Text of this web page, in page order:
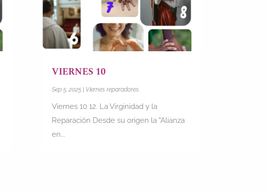
VIERNES 10
Sep 5, 2025| Viernes reparadores
Viernes 10 12. La Virginidad y la
Reparación Desde su origen la "Alianza
en...